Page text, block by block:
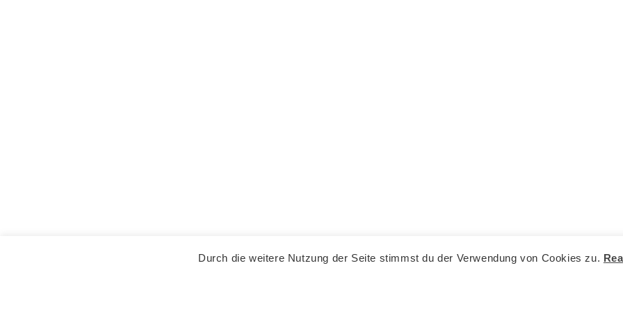
Durch die weitere Nutzung der Seite stimmst du der Verwendung von Cookies zu.